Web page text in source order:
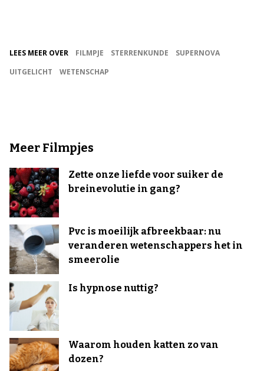
LEES MEER OVER FILMPJE STERRENKUNDE
SUPERNOVA
UITGELICHT
WETENSCHAP
Meer Filmpjes
Zette onze liefde voor suiker de
breinevolutie in gang?
Pvc is moeilijk afbreekbaar: nu
veranderen wetenschappers het in
smeerolie
Is hypnose nuttig?
Waarom houden katten zo van
dozen?